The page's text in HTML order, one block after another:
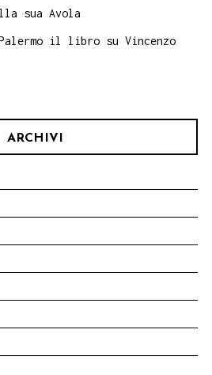
sua Avola
il libro su Vincenzo
ARCHIVI